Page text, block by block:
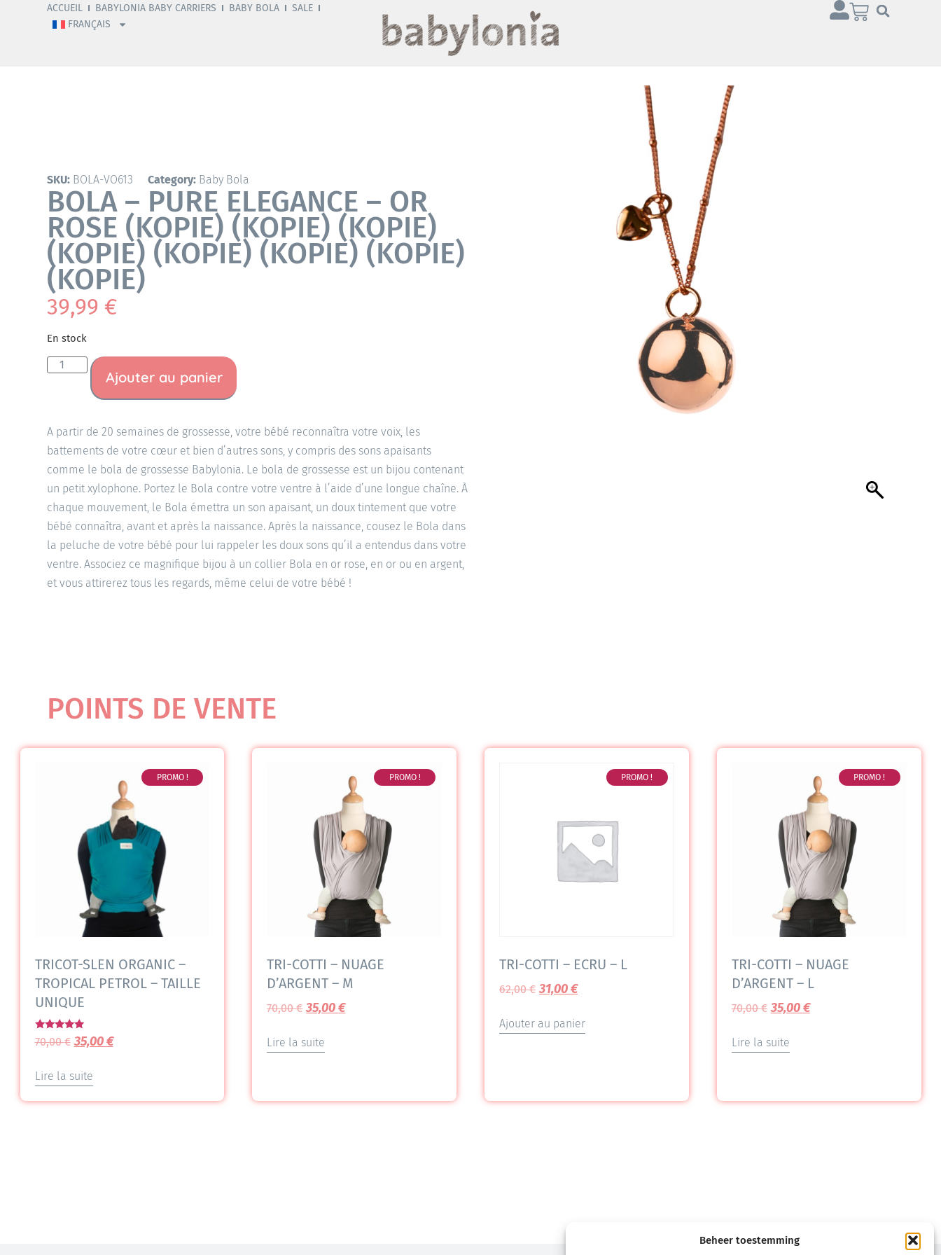
Beheer toestemming
ACCUEIL BABYLONIA BABY CARRIERS BABY BOLA
SALE
FRANÇAIS
SKU: BOLA-VO613 Category: Baby Bola
BOLA – PURE ELEGANCE – OR
ROSE (KOPIE) (KOPIE) (KOPIE)
(KOPIE) (KOPIE) (KOPIE) (KOPIE)
(KOPIE)
39,99 €
En stock
Ajouter au panier
A partir de 20 semaines de grossesse, votre bébé reconnaîtra votre voix, les
battements de votre cœur et bien d’autres sons, y compris des sons apaisants
comme le bola de grossesse Babylonia. Le bola de grossesse est un bijou contenant
un petit xylophone. Portez le Bola contre votre ventre à l’aide d’une longue chaîne. À
chaque mouvement, le Bola émettra un son apaisant, un doux tintement que votre
bébé connaîtra, avant et après la naissance. Après la naissance, cousez le Bola dans
la peluche de votre bébé pour lui rappeler les doux sons qu’il a entendus dans votre
ventre. Associez ce magnifique bijou à un collier Bola en or rose, en or ou en argent,
et vous attirerez tous les regards, même celui de votre bébé !
POINTS DE VENTE
PROMO !
TRICOT-SLEN ORGANIC –
TROPICAL PETROL – TAILLE
UNIQUE
Note
5.00
70,00€ 35,00€
Lire la suite
PROMO !
TRI-COTTI – NUAGE
D’ARGENT – M
70,00€ 35,00€
Lire la suite
PROMO !
TRI-COTTI – ECRU – L
62,00€ 31,00€
Ajouter au panier
PROMO !
TRI-COTTI – NUAGE
D’ARGENT – L
70,00€ 35,00€
Lire la suite